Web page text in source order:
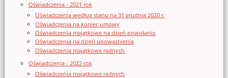
Oświadczenia - 2021 rok
Oświadczenia według stanu na 31 grudnia 2020 r.
Oświadczenia na koniec umowy
Oświadczenia majątkowe na dzień powołania
Oświadczenia na dzień upoważnienia
Oświadczenia majątkowe radnych
Oświadczenia - 2022 rok
Oświadczenia majątkowe radnych